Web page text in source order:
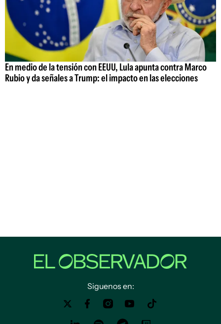
En medio de la tensión con EEUU, Lula apunta contra Marco
Rubio y da señales a Trump: el impacto en las elecciones
Siguenos en: